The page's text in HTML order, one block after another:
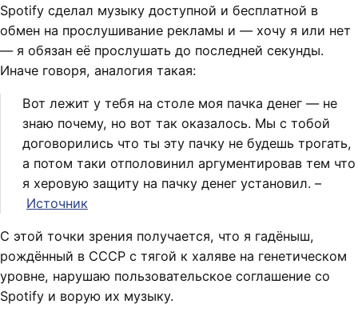
Spotify сделал музыку доступной и бесплатной в
обмен на прослушивание рекламы и — хочу я или нет
— я обязан её прослушать до последней секунды.
Иначе говоря, аналогия такая:
Вот лежит у тебя на столе моя пачка денег — не
знаю почему, но вот так оказалось. Мы с тобой
договорились что ты эту пачку не будешь трогать,
а потом таки отполовинил аргументировав тем что
я херовую защиту на пачку денег установил. –
Источник
С этой точки зрения получается, что я гадёныш,
рождённый в СССР с тягой к халяве на генетическом
уровне, нарушаю пользовательское соглашение со
Spotify и ворую их музыку.